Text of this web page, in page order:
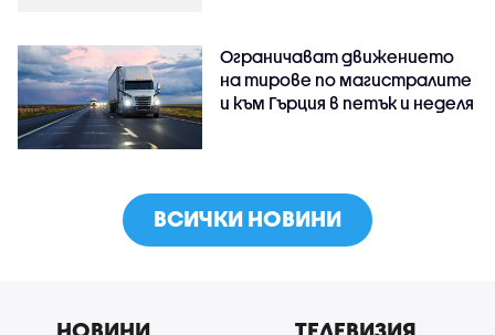
Ограничават движението
на тирове по магистралите
и към Гърция в петък и неделя
ВСИЧКИ НОВИНИ